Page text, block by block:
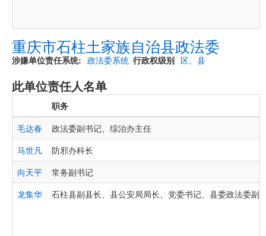
重庆市石柱土家族自治县政法委
涉嫌单位责任系统 政法委系统 行政权级别 区、县
此单位责任人名单
职务
毛达春
政法委副书记、综治办主任
马世凡
防邪办科长
向天平
常务副书记
龙集华
石柱县副县长、县公安局局长、党委书记、县委政法委